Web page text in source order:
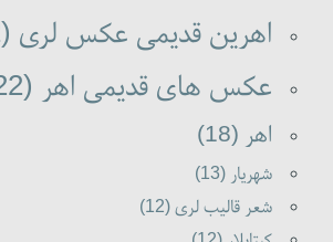
اهرین قدیمی عکس لری (22)
عکس های قدیمی اهر (22)
اهر (18)
شهریار (13)
شعر قالیب لری (12)